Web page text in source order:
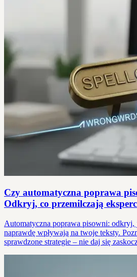
Czy automatyczna poprawa
Odkryj, co przemilczają
Automatyczna poprawa pisowni: odkryj,
naprawdę wpływają na twoje teksty.
sprawdzone strategie – nie daj się